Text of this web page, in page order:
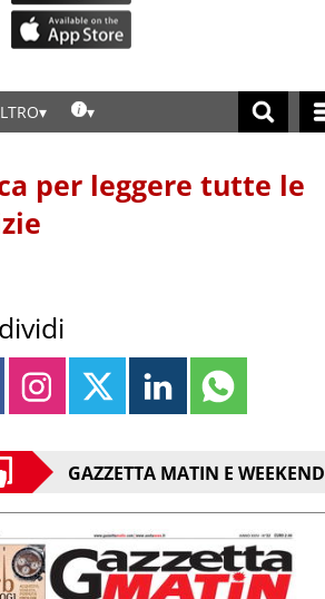
per leggere tutte le
GAZZETTA MATIN E WEEKEND